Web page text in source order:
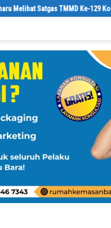
Kodim 0208/Asahan Bekerja